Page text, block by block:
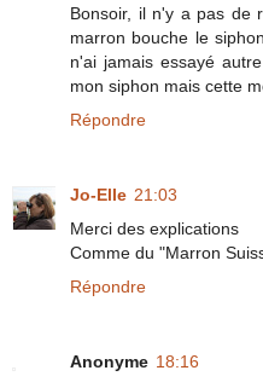
Bonsoir, il n'y a pas de
marron bouche le
n'ai jamais essayé
mon siphon mais cette
Répondre
Jo-Elle 21:03
Merci des explications
Comme du "Marron
Répondre
Anonyme 18:16